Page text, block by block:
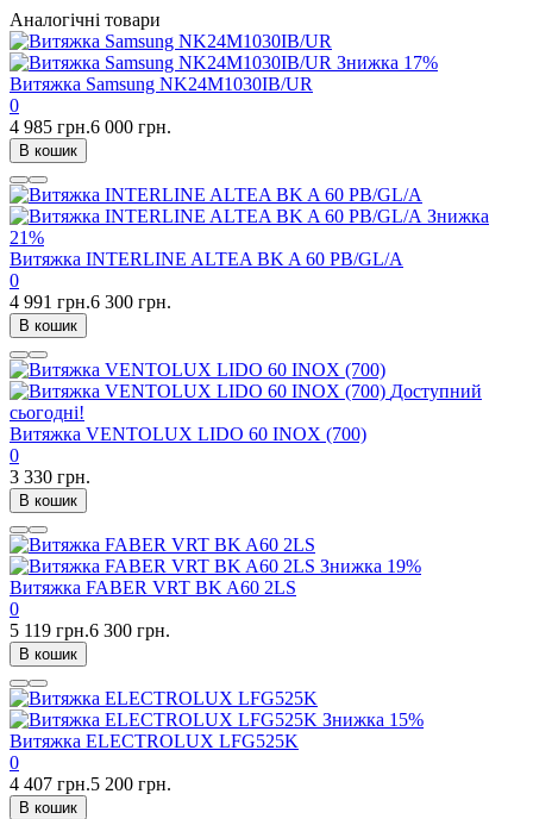
Аналогічні товари
Знижка 17%
Витяжка Samsung NK24M1030IB/UR
0
4 985 грн.6 000 грн.
В кошик
Знижка
21%
Витяжка INTERLINE ALTEA BK A 60 PB/GL/A
0
4 991 грн.6 300 грн.
В кошик
Доступний
сьогодні!
Витяжка VENTOLUX LIDO 60 INOX (700)
0
3 330 грн.
В кошик
Знижка 19%
Витяжка FABER VRT BK A60 2LS
0
5 119 грн.6 300 грн.
В кошик
Знижка 15%
Витяжка ELECTROLUX LFG525K
0
4 407 грн.5 200 грн.
В кошик